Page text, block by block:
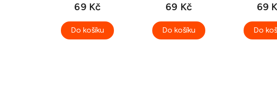
69 Kč
Do košíku
69 Kč
Do košíku
69
Do